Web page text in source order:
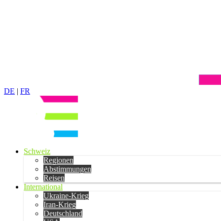
DE | FR
Schweiz
Regionen
Abstimmungen
Reisen
International
Ukraine-Krieg
Iran-Krieg
Deutschland